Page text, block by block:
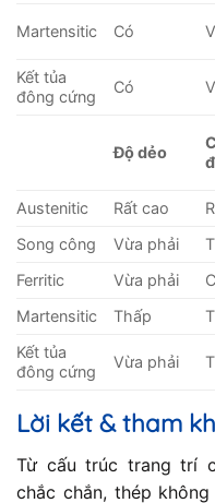
Martensitic Có
Kết tủa
đông cứng
Có
Độ dẻo
Austenitic Rất cao
Song công
Vừa phải
Ferritic
Vừa phải
Martensitic
Thấp
Kết tủa
đông cứng
Vừa phải
Lời kết & tham
Từ cấu trúc trang trí
chắc chắn, thép